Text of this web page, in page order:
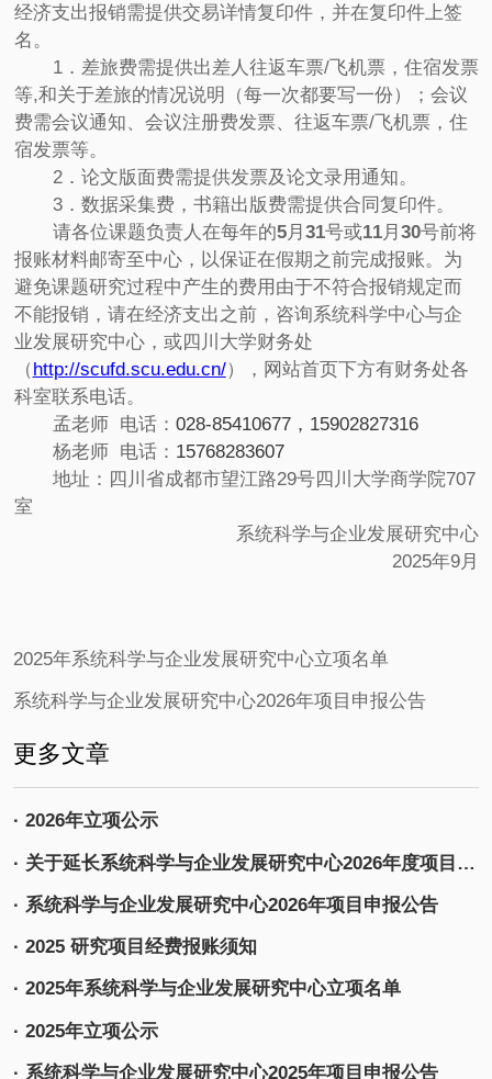
经济支出报销需提供交易详情复印件，并在复印件上签
名。
1．差旅费需提供出差人往返车票/飞机票，住宿发票
等,和关于差旅的情况说明（每一次都要写一份）；会议
费需会议通知、会议注册费发票、往返车票/飞机票，住
宿发票等。
2．论文版面费需提供发票及论文录用通知。
3．数据采集费，书籍出版费需提供合同复印件。
请各位课题负责人在每年的5月 31号或11月 30号前将
报账材料邮寄至中心，以保证在假期之前完成报账。为
避免课题研究过程中产生的费用由于不符合报销规定而
不能报销，请在经济支出之前，咨询系统科学中心与企
业发展研究中心，或四川大学财务处
（http://scufd.scu.edu.cn/），网站首页下方有财务处各
科室联系电话。
孟老师 电话： 028-85410677，15902827316
杨老师 电话： 15768283607
地址：四川省成都市望江路29号四川大学商学院707
室
系统科学与企业发展研究中心
2025年9月
2025年系统科学与企业发展研究中心立项名单
系统科学与企业发展研究中心2026年项目申报公告
更多文章
· 2026年立项公示
· 关于延长系统科学与企业发展研究中心2026年度项目申报时间的通知
· 系统科学与企业发展研究中心2026年项目申报公告
· 2025 研究项目经费报账须知
· 2025年系统科学与企业发展研究中心立项名单
· 2025年立项公示
· 系统科学与企业发展研究中心2025年项目申报公告